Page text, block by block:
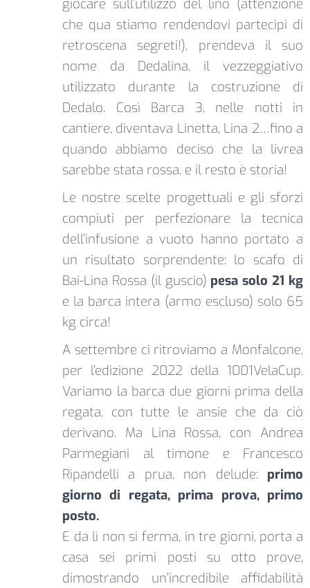
giocare sull’utilizzo del lino (attenzione
che qua stiamo rendendovi partecipi di
retroscena segreti!), prendeva il suo
nome da Dedalina, il vezzeggiativo
utilizzato durante la costruzione di
Dedalo. Così Barca 3, nelle notti in
cantiere, diventava Linetta, Lina 2…fino a
quando abbiamo deciso che la livrea
sarebbe stata rossa, e il resto è storia!
Le nostre scelte progettuali e gli sforzi
compiuti per perfezionare la tecnica
dell’infusione a vuoto hanno portato a
un risultato sorprendente: lo scafo di
Bai-Lina Rossa (il guscio) pesa solo 21 kg
e la barca intera (armo escluso) solo 65
kg circa!
A settembre ci ritroviamo a Monfalcone,
per l’edizione 2022 della 1001VelaCup.
Variamo la barca due giorni prima della
regata, con tutte le ansie che da ciò
derivano. Ma Lina Rossa, con Andrea
Parmegiani al timone e Francesco
Ripandelli a prua, non delude: primo
giorno di regata, prima prova, primo
posto.
E da lì non si ferma, in tre giorni, porta a
casa sei primi posti su otto prove,
dimostrando un’incredibile affidabilità